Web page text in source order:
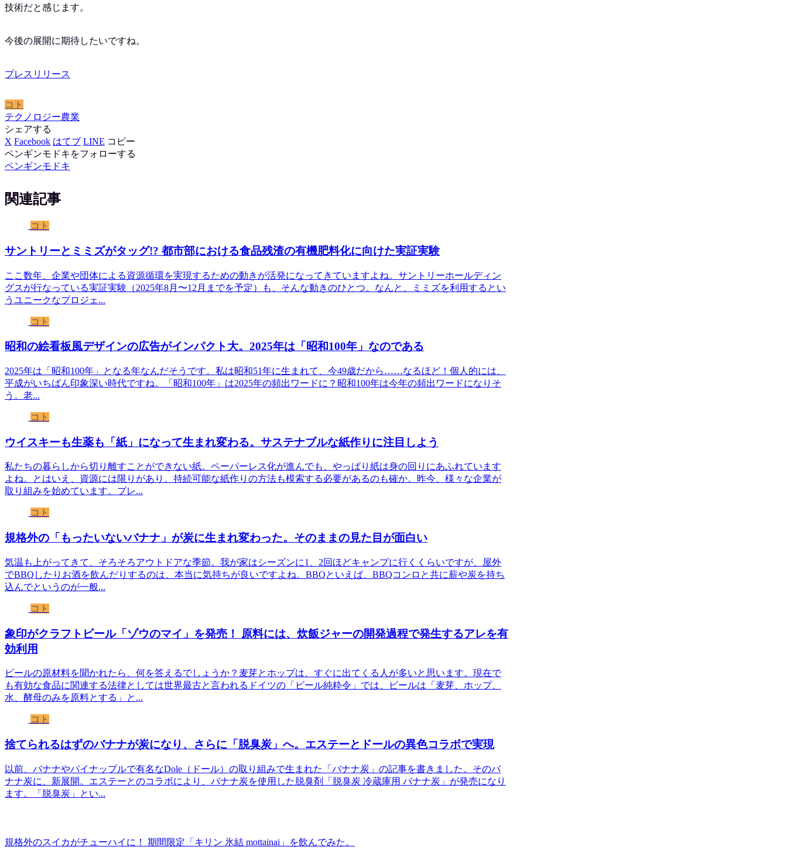
技術だと感じます。
今後の展開に期待したいですね。
プレスリリース
コト
テクノロジー農業
シェアする
X Facebook はてブ LINE コピー
ペンギンモドキをフォローする
ペンギンモドキ
関連記事
コト
サントリーとミミズがタッグ!? 都市部における食品残渣の有機肥料化に向けた実証実験
ここ数年、企業や団体による資源循環を実現するための動きが活発になってきていますよね。サントリーホールディン
グスが行なっている実証実験（2025年8月〜12月までを予定）も、そんな動きのひとつ。なんと、ミミズを利用するとい
うユニークなプロジェ...
コト
昭和の絵看板風デザインの広告がインパクト大。2025年は「昭和100年」なのである
2025年は「昭和100年」となる年なんだそうです。私は昭和51年に生まれて、今49歳だから……なるほど！個人的には、
平成がいちばん印象深い時代ですね。「昭和100年」は2025年の頻出ワードに？昭和100年は今年の頻出ワードになりそ
う。老...
コト
ウイスキーも生薬も「紙」になって生まれ変わる。サステナブルな紙作りに注目しよう
私たちの暮らしから切り離すことができない紙。ペーパーレス化が進んでも、やっぱり紙は身の回りにあふれています
よね。とはいえ、資源には限りがあり、持続可能な紙作りの方法も模索する必要があるのも確か。昨今、様々な企業が
取り組みを始めています。プレ...
コト
規格外の「もったいないバナナ」が炭に生まれ変わった。そのままの見た目が面白い
気温も上がってきて、そろそろアウトドアな季節。我が家はシーズンに1、2回ほどキャンプに行くくらいですが、屋外
でBBQしたりお酒を飲んだりするのは、本当に気持ちが良いですよね。BBQといえば、BBQコンロと共に薪や炭を持ち
込んでというのが一般...
コト
象印がクラフトビール「ゾウのマイ」を発売！ 原料には、炊飯ジャーの開発過程で発生するアレを有
効利用
ビールの原材料を聞かれたら、何を答えるでしょうか？麦芽とホップは、すぐに出てくる人が多いと思います。現在で
も有効な食品に関連する法律としては世界最古と言われるドイツの「ビール純粋令」では、ビールは「麦芽、ホップ、
水、酵母のみを原料とする」と...
コト
捨てられるはずのバナナが炭になり、さらに「脱臭炭」へ。エステーとドールの異色コラボで実現
以前、バナナやパイナップルで有名なDole（ドール）の取り組みで生まれた「バナナ炭」の記事を書きました。そのバ
ナナ炭に、新展開。エステーとのコラボにより、バナナ炭を使用した脱臭剤「脱臭炭 冷蔵庫用 バナナ炭」が発売になり
ます。「脱臭炭」とい...
規格外のスイカがチューハイに！ 期間限定「キリン 氷結 mottainai」を飲んでみた。